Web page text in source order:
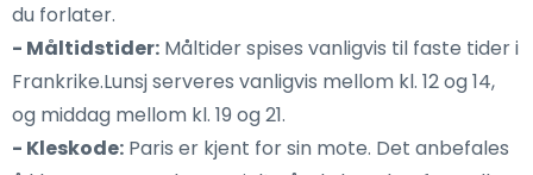
du forlater.
- Måltidstider: Måltider spises vanligvis til faste tider i
Frankrike.Lunsj serveres vanligvis mellom kl. 12 og 14,
og middag mellom kl. 19 og 21.
- Kleskode: Paris er kjent for sin mote. Det anbefales